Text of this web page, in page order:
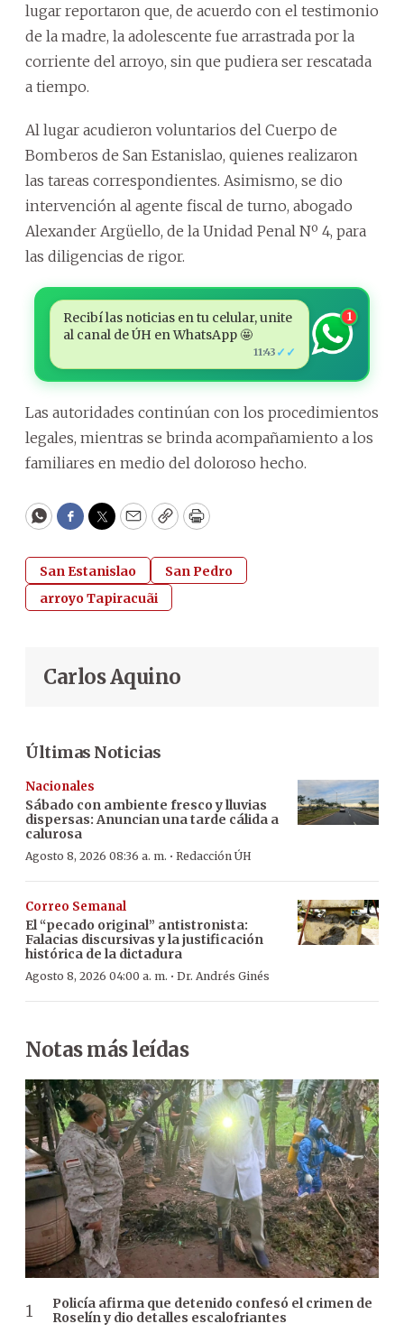
lugar reportaron que, de acuerdo con el testimonio
de la madre, la adolescente fue arrastrada por la
corriente del arroyo, sin que pudiera ser rescatada
a tiempo.
Al lugar acudieron voluntarios del Cuerpo de
Bomberos de San Estanislao, quienes realizaron
las tareas correspondientes. Asimismo, se dio
intervención al agente fiscal de turno, abogado
Alexander Argüello, de la Unidad Penal Nº 4, para
las diligencias de rigor.
Recibí las noticias en tu celular, unite
al canal de ÚH en WhatsApp 🤩
11:43 ✓✓
1
Las autoridades continúan con los procedimientos
legales, mientras se brinda acompañamiento a los
familiares en medio del doloroso hecho.
WhatsApp
Facebook
Twitter
EmailCopyPrint
San Estanislao
San Pedro
arroyo Tapiracuãi
Carlos Aquino
Últimas Noticias
Nacionales
Sábado con ambiente fresco y lluvias
dispersas: Anuncian una tarde cálida a
calurosa
Agosto 8, 2026 08:36 a. m. · Redacción ÚH
Correo Semanal
El “pecado original” antistronista:
Falacias discursivas y la justificación
histórica de la dictadura
Agosto 8, 2026 04:00 a. m. · Dr. Andrés Ginés
Notas más leídas
Policía afirma que detenido confesó el crimen de
Roselín y dio detalles escalofriantes